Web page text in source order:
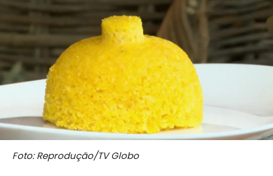
Foto: Reprodução/TV Globo